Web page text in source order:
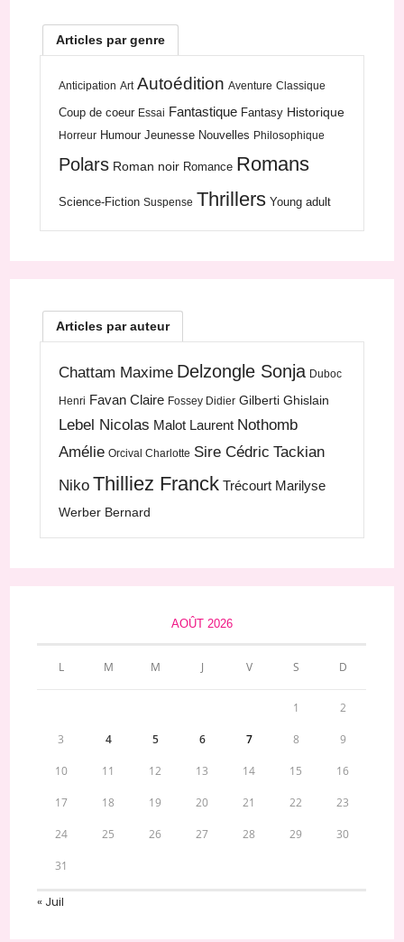
Articles par genre
Anticipation Art Autoédition Aventure Classique
Coup de coeur Essai Fantastique Fantasy Historique
Horreur Humour Jeunesse Nouvelles Philosophique
Polars Roman noir Romance Romans
Science-Fiction Suspense Thrillers Young adult
Articles par auteur
Chattam Maxime Delzongle Sonja Duboc
Henri Favan Claire Fossey Didier Gilberti Ghislain
Lebel Nicolas Malot Laurent Nothomb
Amélie Orcival Charlotte Sire Cédric Tackian
Niko Thilliez Franck Trécourt Marilyse
Werber Bernard
AOÛT 2026
L M M J V S D
1 2
3 4 5 6 7 8 9
10 11 12 13 14 15 16
17 18 19 20 21 22 23
24 25 26 27 28 29 30
31
« Juil